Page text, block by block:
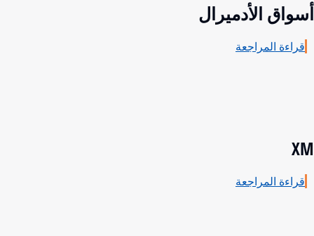
أسواق الأدميرال
قراءة المراجعة
XM
قراءة المراجعة